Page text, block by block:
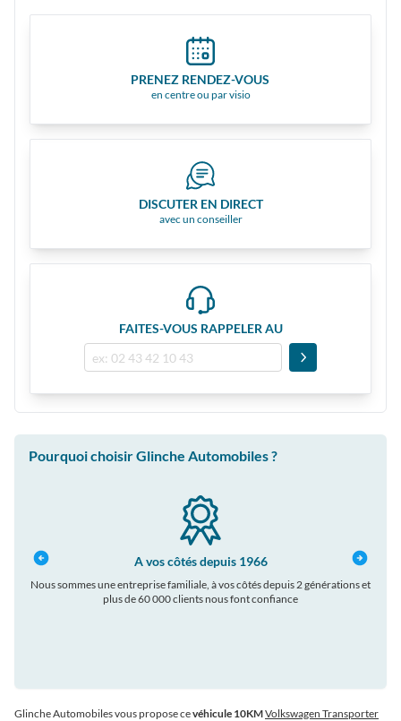
PRENEZ RENDEZ-VOUS
en centre ou par visio
DISCUTER EN DIRECT
avec un conseiller
FAITES-VOUS RAPPELER AU
Pourquoi choisir Glinche Automobiles ?
A vos côtés depuis 1966
Nous sommes une entreprise familiale, à vos côtés depuis 2 générations et
plus de 60 000 clients nous font confiance
Glinche Automobiles vous propose cevéhicule 10KMVolkswagen Transporter